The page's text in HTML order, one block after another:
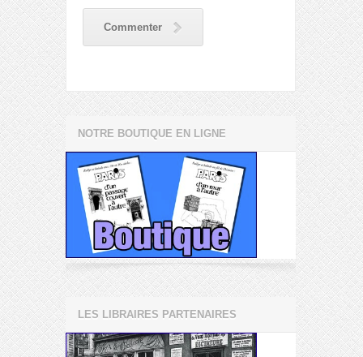
Commenter
NOTRE BOUTIQUE EN LIGNE
LES LIBRAIRES PARTENAIRES